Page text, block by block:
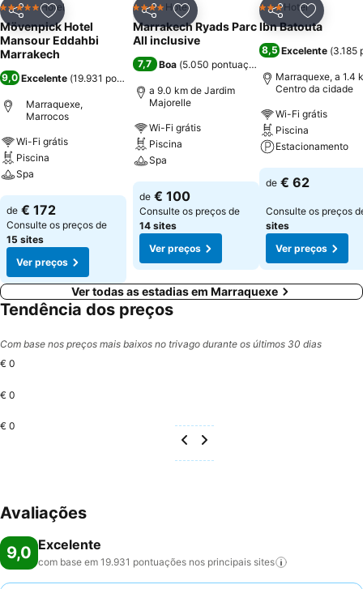
PartilharAdicionar aos favoritos
5 EstrelasHotel
Mövenpick Hotel
Mansour Eddahbi
Marrakech
9,0 Excelente (19.931 pontuações
Marraquexe,
Marrocos
Wi-Fi grátis
Piscina
Spa
Ver preços
de € 172
Consulte os preços de
15 sites
Ver preços
PartilharAdicionar aos favoritos
4 EstrelasHotel
Marrakech Ryads Parc
All inclusive
7,7 Boa (5.050 pontuações
a 9.0 km de Jardim
Majorelle
Wi-Fi grátis
Piscina
Spa
Ver preços
de € 100
Consulte os preços de
14 sites
Ver preços
Partilhar
3 Estrelas
Hotel
Ibn Batouta
8,5 Excelente (3.185
Marraquexe, a 1.4
Centro da cidade
Wi-Fi grátis
Piscina
Estacionamento
Ver preços
de € 62
Consulte os preços
sites
Ver preços
Ver todas as estadias em Marraquexe
Tendência dos preços
Com base nos preços mais baixos no trivago durante os últimos 30 dias
€ 0
€ 0
€ 0
Avaliações
9,0 Excelente
com base em 19.931 pontuações nos principais sites